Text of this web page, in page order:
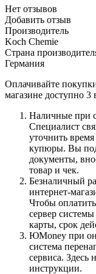
Нет отзывов
Добавить отзыв
Производитель
Koch Chemie
Страна
Германия
Оплачивайте
магазине доступно 3
Наличные при
Специалист
уточнить
купюры. Вы
документы,
товар и чек.
Безналичный
интернет-
Чтобы
сервер
карты, срок
ЮMoney при
система
сервиса. Здесь
инструкции.